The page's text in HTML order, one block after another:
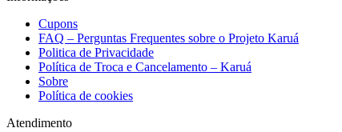
Cupons
FAQ – Perguntas Frequentes sobre o Projeto Karuá
Politica de Privacidade
Política de Troca e Cancelamento – Karuá
Sobre
Política de cookies
Atendimento